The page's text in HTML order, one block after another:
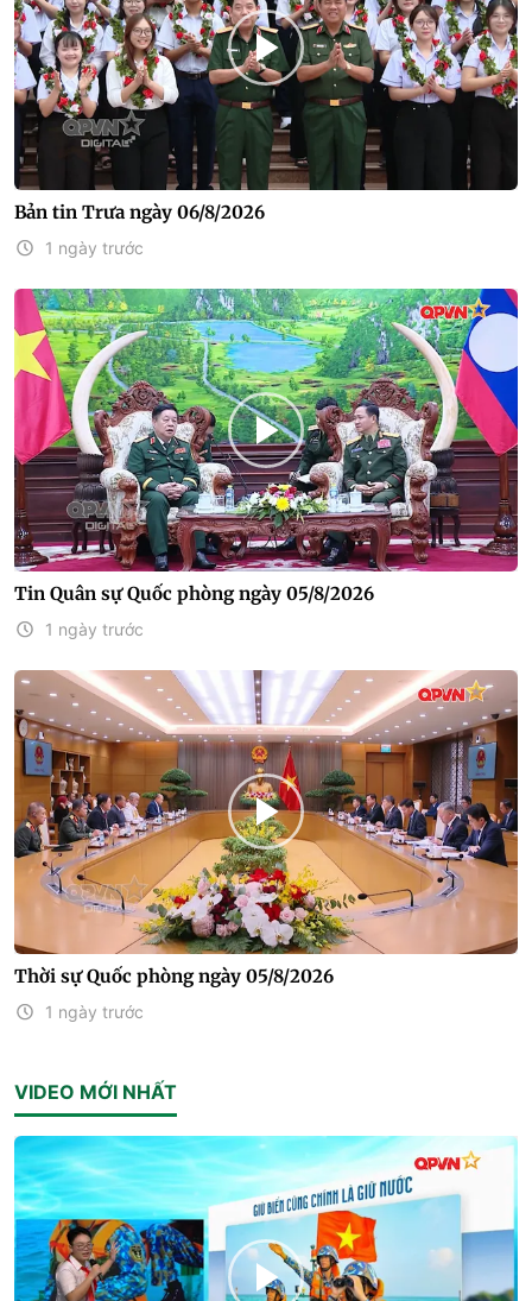
Bản tin Trưa ngày 06/8/2026
1 ngày trước
Tin Quân sự Quốc phòng ngày 05/8/2026
1 ngày trước
Thời sự Quốc phòng ngày 05/8/2026
1 ngày trước
VIDEO MỚI NHẤT